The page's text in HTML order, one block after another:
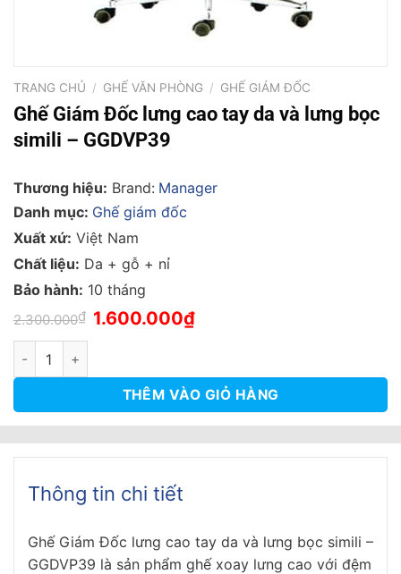
TRANG CHỦ / GHẾ VĂN PHÒNG / GHẾ GIÁM ĐỐC
Ghế Giám Đốc lưng cao tay da và lưng bọc
simili – GGDVP39
Thương hiệu: Brand: Manager
Danh mục: Ghế giám đốc
Xuất xứ: Việt Nam
Chất liệu: Da + gỗ + nỉ
Bảo hành: 10 tháng
2.300.000₫ Giá
gốc
1.600.000₫Giá
hiện
Ghế Giám Đốc lưng cao tay da và lưng bọc simili - GGDVP39
THÊM VÀO GIỎ HÀNG
Thông tin chi tiết
Ghế Giám Đốc lưng cao tay da và lưng bọc simili –
GGDVP39 là sản phẩm ghế xoay lưng cao với đệm